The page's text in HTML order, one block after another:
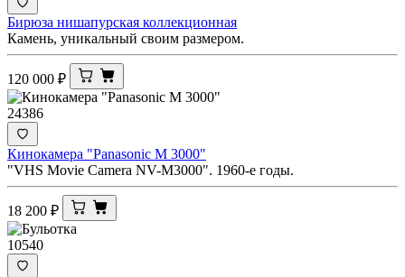
Бирюза нишапурская коллекционная
Камень, уникальный своим размером.
120 000 ₽
24386
Кинокамера "Panasonic M 3000"
"VHS Movie Camera NV-M3000". 1960-е годы.
18 200 ₽
10540